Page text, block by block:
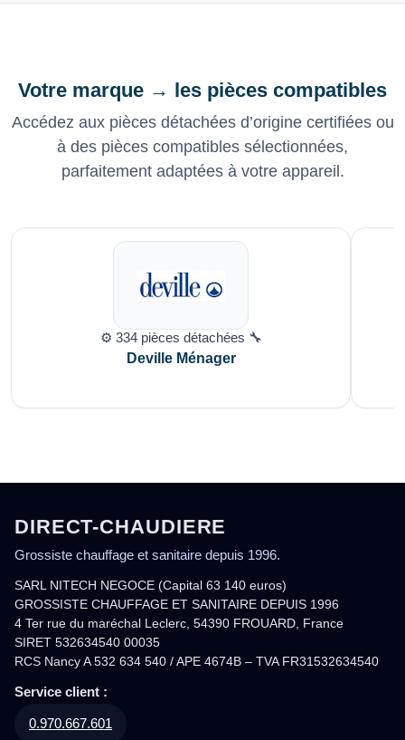
Votre marque → les pièces compatibles
Accédez aux pièces détachées d’origine certifiées ou
à des pièces compatibles sélectionnées,
parfaitement adaptées à votre appareil.
⚙️ 334 pièces détachées 🔧
Deville Ménager
DIRECT-CHAUDIERE
Grossiste chauffage et sanitaire depuis 1996.
SARL NITECH NEGOCE (Capital 63 140 euros)
GROSSISTE CHAUFFAGE ET SANITAIRE DEPUIS 1996
4 Ter rue du maréchal Leclerc, 54390 FROUARD, France
SIRET 532634540 00035
RCS Nancy A 532 634 540 / APE 4674B – TVA FR31532634540
Service client :
0.970.667.601